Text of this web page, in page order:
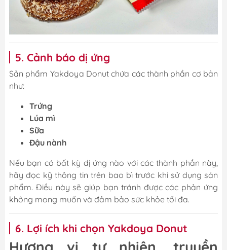
5. Cảnh báo dị ứng
Sản phẩm Yakdoya Donut chứa các thành phần cơ bản
như:
Trứng
Lúa mì
Sữa
Đậu nành
Nếu bạn có bất kỳ dị ứng nào với các thành phần này,
hãy đọc kỹ thông tin trên bao bì trước khi sử dụng sản
phẩm. Điều này sẽ giúp bạn tránh được các phản ứng
không mong muốn và đảm bảo sức khỏe tối đa.
6. Lợi ích khi chọn Yakdoya Donut